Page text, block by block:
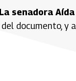
La senadora
documento, y